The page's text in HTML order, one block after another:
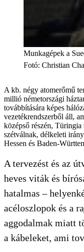
Munkagépek a
Fotó: Christian
A kb. négy atomerőmű
millió németországi
továbbítására képes
vezetékrendszerből áll,
középső részén,
szétválnak, délkeleti
Hessen és Baden-
A tervezést és az
heves viták és
hatalmas –
acéloszlopok és a
aggodalmak miatt
a kábeleket, ami